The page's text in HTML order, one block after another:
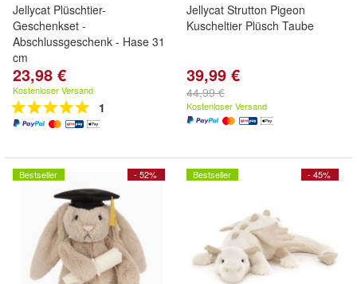
Jellycat Plüschtier-
Geschenkset -
Abschlussgeschenk - Hase 31
cm
23,98 €
Kostenloser Versand
1
Jellycat Strutton Pigeon
Kuscheltier Plüsch Taube
39,99 €
44,99 €
Kostenloser Versand
- 52%
Bestseller - 45%
Bestseller